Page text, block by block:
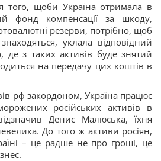
того, щоби Україна отримала в
фонд компенсації за шкоду,
резерви, потрібно, щоб
уклала відповідний
де з таких активів буде знятий
на передачу цих коштів в
рф закордоном, Україна працює
російських активів в
Денис Малюська, їхня
До того ж активи росіян,
– це радше не про гроші, це